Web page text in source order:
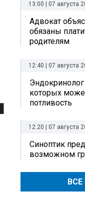
13:00 | 07 августа
Адвокат
обязаны
родителям
12:40 | 07 августа
которых
потливость
12:20 | 07 августа
Синоптик
возможном